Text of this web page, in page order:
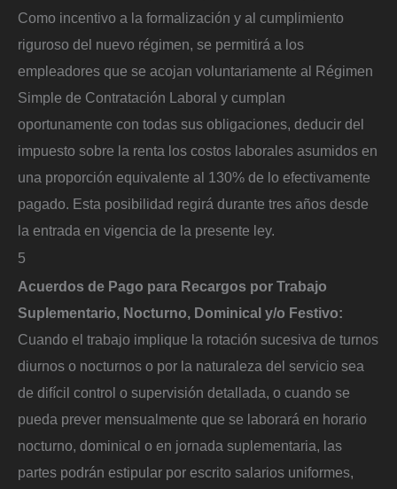
Como incentivo a la formalización y al cumplimiento
riguroso del nuevo régimen, se permitirá a los
empleadores que se acojan voluntariamente al Régimen
Simple de Contratación Laboral y cumplan
oportunamente con todas sus obligaciones, deducir del
impuesto sobre la renta los costos laborales asumidos en
una proporción equivalente al 130% de lo efectivamente
pagado. Esta posibilidad regirá durante tres años desde
la entrada en vigencia de la presente ley.
5
Acuerdos de Pago para Recargos por Trabajo
Suplementario, Nocturno, Dominical y/o Festivo:
Cuando el trabajo implique la rotación sucesiva de turnos
diurnos o nocturnos o por la naturaleza del servicio sea
de difícil control o supervisión detallada, o cuando se
pueda prever mensualmente que se laborará en horario
nocturno, dominical o en jornada suplementaria, las
partes podrán estipular por escrito salarios uniformes,